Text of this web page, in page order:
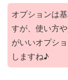
オプションは
すが、使い方
がいいオプシ
しますね♪